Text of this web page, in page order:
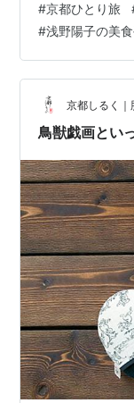
リー」美食会）
ニングが意外と
都 【京都ひとり
の魅惑の野菜フ
土曜更新）】
次」で菜ばしを
#京都ひとり旅
#浅野陽子の美
京都しるく｜
鳥獣戯画とい